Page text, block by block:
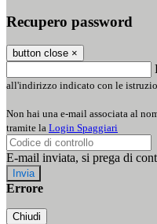
Recupero password
button close ×
all'indirizzo indicato con le
Non hai una e-mail associata al
tramite la Login Spaggiari
E-mail inviata, si prega di
Errore
Chiudi